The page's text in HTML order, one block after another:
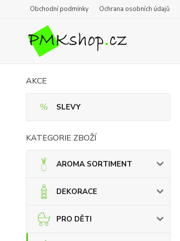
Obchodní podmínky Ochrana osobních údajů
AKCE
SLEVY
KATEGORIE ZBOŽÍ
AROMA SORTIMENT
DEKORACE
PRO DĚTI